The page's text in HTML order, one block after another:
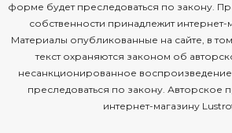
форме будет преследоваться по закону.
собственности принадлежит интернет-
Материалы опубликованные на сайте, в
текст охраняются законом об
несанкционированное
преследоваться по закону. Авторское
интернет-магазину